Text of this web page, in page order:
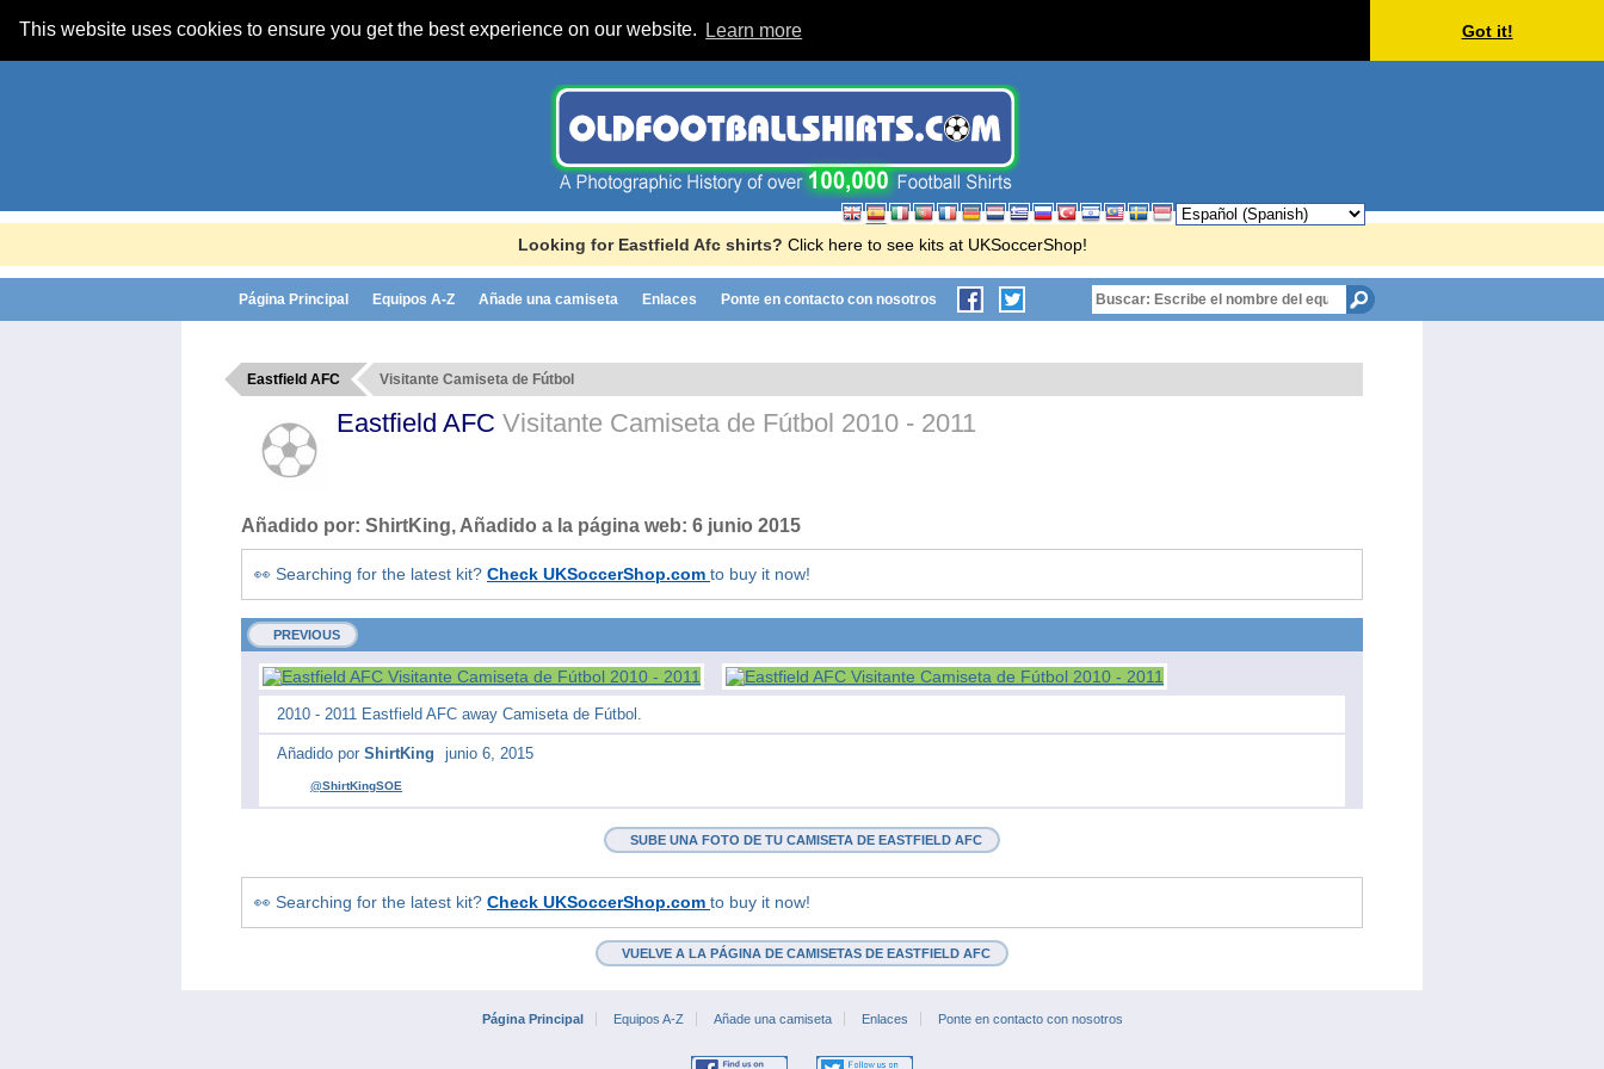
This website uses cookies to ensure you get the best experience on our website. Learn more Got it!
Looking for Eastfield Afc shirts? Click here to see kits at UKSoccerShop!
Página Principal Equipos A-Z Añade una camiseta Enlaces Ponte en contacto con nosotros
Eastfield AFC Visitante Camiseta de Fútbol
Eastfield AFC Visitante Camiseta de Fútbol 2010 - 2011
Añadido por: ShirtKing, Añadido a la página web: 6 junio 2015
👀 Searching for the latest kit? Check UKSoccerShop.com to buy it now!
PREVIOUS
2010 - 2011 Eastfield AFC away Camiseta de Fútbol.
Añadido por ShirtKing junio 6, 2015
@ShirtKingSOE
SUBE UNA FOTO DE TU CAMISETA DE EASTFIELD AFC
👀 Searching for the latest kit? Check UKSoccerShop.com to buy it now!
VUELVE A LA PÁGINA DE CAMISETAS DE EASTFIELD AFC
Página Principal Equipos A-Z Añade una camiseta Enlaces Ponte en contacto con nosotros